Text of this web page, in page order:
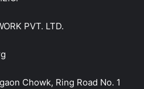
PVT. LTD.
Chowk, Ring Road No. 1